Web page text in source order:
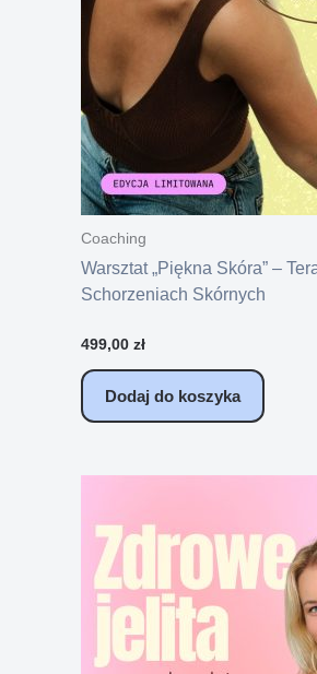
Coaching
Warsztat „Piękna Skóra” –
Schorzeniach Skórnych
499,00 zł
Dodaj do koszyka